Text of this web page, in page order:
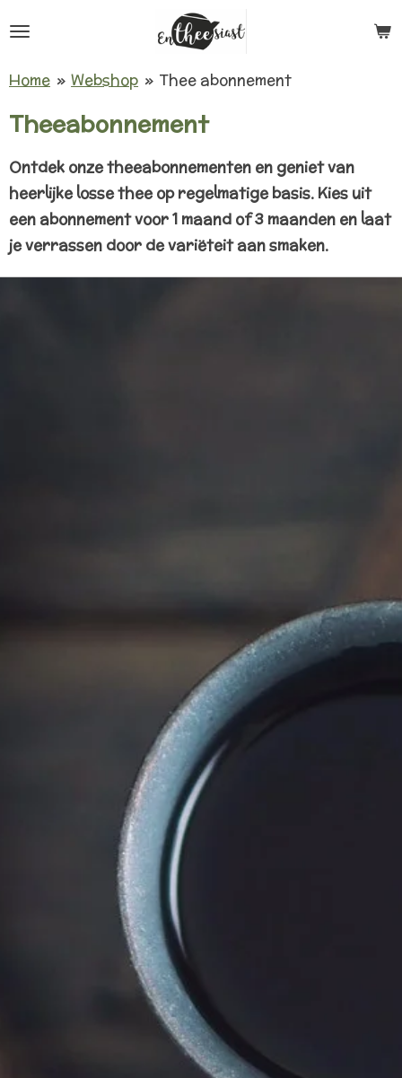
naar
hoofdinhoud
Home » Webshop » Thee abonnement
Theeabonnement
Ontdek onze theeabonnementen en geniet van
heerlijke losse thee op regelmatige basis. Kies uit
een abonnement voor 1 maand of 3 maanden en laat
je verrassen door de variëteit aan smaken.